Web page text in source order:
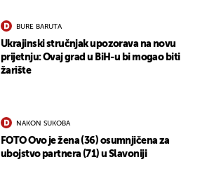
BURE BARUTA
Ukrajinski stručnjak upozorava na novu
prijetnju: Ovaj grad u BiH-u bi mogao biti
žarište
NAKON SUKOBA
FOTO Ovo je žena (36) osumnjičena za
ubojstvo partnera (71) u Slavoniji